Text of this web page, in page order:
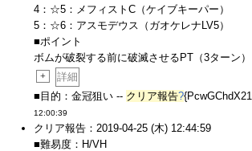
4：☆5：メフィストC（ケイブキーパー）
5：☆6：アスモデウス（ガオケレナLV5）
■ポイント
ボムが破裂する前に破滅させるPT（3ターン）
+
詳細
■目的：金冠狙い -- クリア報告?
12:00:39
クリア報告：2019-04-25 (木) 12:44:59
■難易度：H/VH